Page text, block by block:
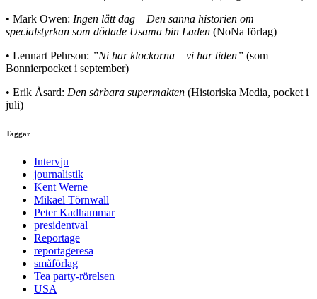
• Klas Bergman –Drömmarnas land(Carlsson Bokförlag)
• Martin Gehlin:Den amerikanska högern
revolution och USA:s framtid
• Mark Owen:
Bonnierpocket i september)
• Erik Åsard:Den sårbara supermakten
Taggar
Intervju
journalistik
Kent Werne
Mikael Törnwall